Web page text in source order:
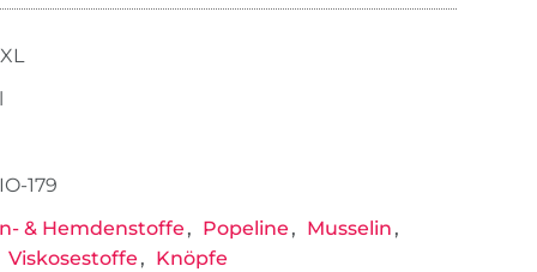
179
& Hemdenstoffe Popeline
Musselin
Viskosestoffe Knöpfe